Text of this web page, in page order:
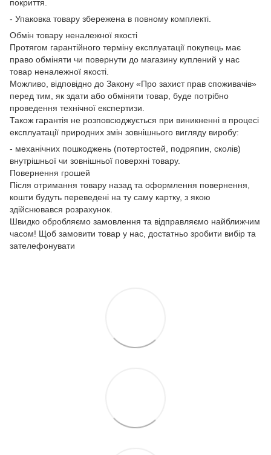
покриття.
- Упаковка товару збережена в повному комплекті.
Обмін товару неналежної якості
Протягом гарантійного терміну експлуатації покупець має
право обміняти чи повернути до магазину куплений у нас
товар неналежної якості.
Можливо, відповідно до Закону «Про захист прав споживачів»
перед тим, як здати або обміняти товар, буде потрібно
проведення технічної експертизи.
Також гарантія не розповсюджується при виникненні в процесі
експлуатації природних змін зовнішнього вигляду виробу:
- механічних пошкоджень (потертостей, подряпин, сколів)
внутрішньої чи зовнішньої поверхні товару.
Повернення грошей
Після отримання товару назад та оформлення повернення,
кошти будуть переведені на ту саму картку, з якою
здійснювався розрахунок.
Швидко обробляємо замовлення та відправляємо найближчим
часом! Щоб замовити товар у нас, достатньо зробити вибір та
зателефонувати